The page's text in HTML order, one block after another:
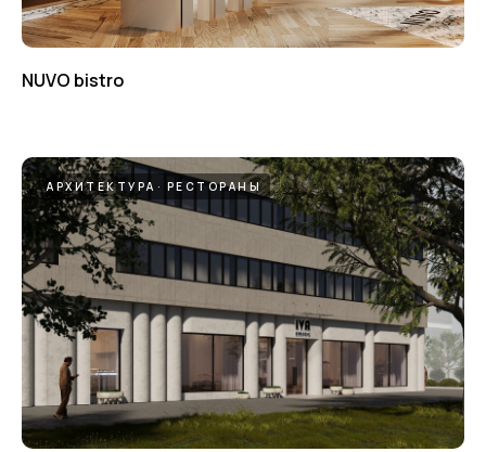
NUVO bistro
АРХИТЕКТУРА РЕСТОРАНЫ